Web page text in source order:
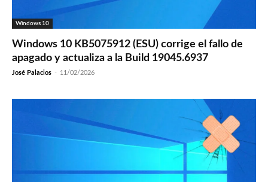
Windows 10
Windows 10 KB5075912 (ESU) corrige el fallo de
apagado y actualiza a la Build 19045.6937
José Palacios - 11/02/2026